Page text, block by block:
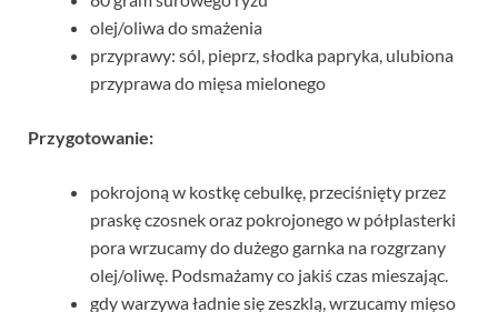
olej/oliwa do smażenia
przyprawy: sól, pieprz, słodka papryka, ulubiona
przyprawa do mięsa mielonego
Przygotowanie:
pokrojoną w kostkę cebulkę, przeciśnięty przez
praskę czosnek oraz pokrojonego w półplasterki
pora wrzucamy do dużego garnka na rozgrzany
olej/oliwę. Podsmażamy co jakiś czas mieszając.
gdy warzywa ładnie się zeszklą, wrzucamy mięso